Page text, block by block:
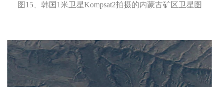
图15、韩国1米卫星Kompsat2拍摄的内蒙古矿区卫星图